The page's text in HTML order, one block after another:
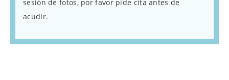
sesión de fotos, por favor pide cita antes de
acudir.